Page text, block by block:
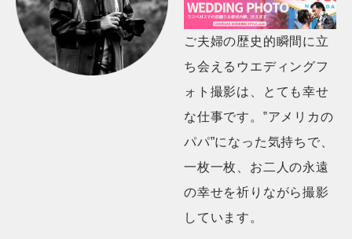
ご夫婦の歴史的瞬間に立
ち会えるウエディングフ
ォト撮影は、とても幸せ
な仕事です。‟アメリカの
パパ”になった気持ちで、
一枚一枚、お二人の永遠
の幸せを祈りながら撮影
しています。